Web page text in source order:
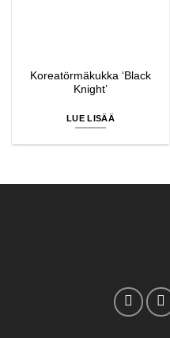
Koreatörmäkukka ‘Black
Knight’
LUE LISÄÄ